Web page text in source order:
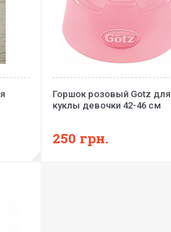
Горшок розовый Gotz для
куклы девочки 42-46 см
250 грн.